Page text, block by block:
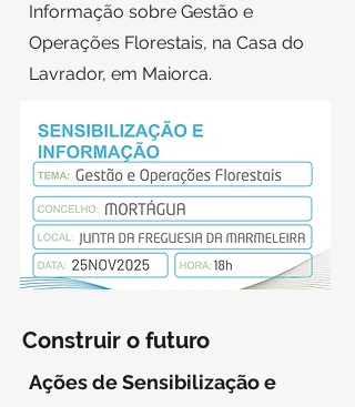
Informação sobre Gestão e
Operações Florestais, na Casa do
Lavrador, em Maiorca.
Construir o futuro
Ações de Sensibilização e